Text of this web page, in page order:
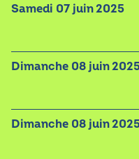
samedi 07 juin 2025
dimanche 08 juin
dimanche 08 juin